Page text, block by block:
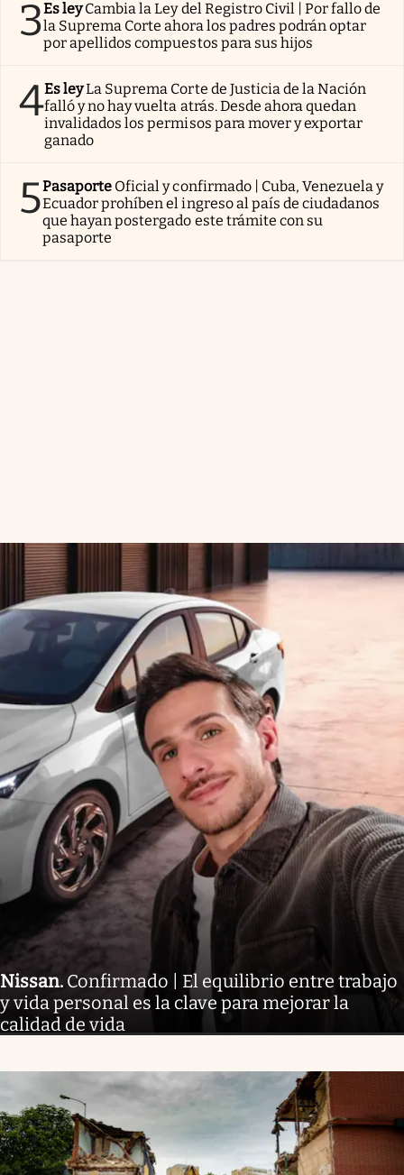
3Es ley Cambia la Ley del Registro Civil | Por fallo de
la Suprema Corte ahora los padres podrán optar
por apellidos compuestos para sus hijos
4Es leyLa Suprema Corte de Justicia de la Nación
falló y no hay vuelta atrás. Desde ahora quedan
invalidados los permisos para mover y exportar
ganado
5Pasaporte Oficial y confirmado | Cuba, Venezuela y
Ecuador prohíben el ingreso al país de ciudadanos
que hayan postergado este trámite con su
pasaporte
Nissan. Confirmado | El equilibrio entre trabajo
y vida personal es la clave para mejorar la
calidad de vida